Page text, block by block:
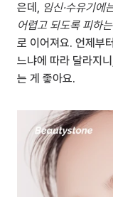
은데, 임신·수유기에
어렵고 되도록 피하
로 이어져요. 언제부
느냐에 따라 달라지
는 게 좋아요.